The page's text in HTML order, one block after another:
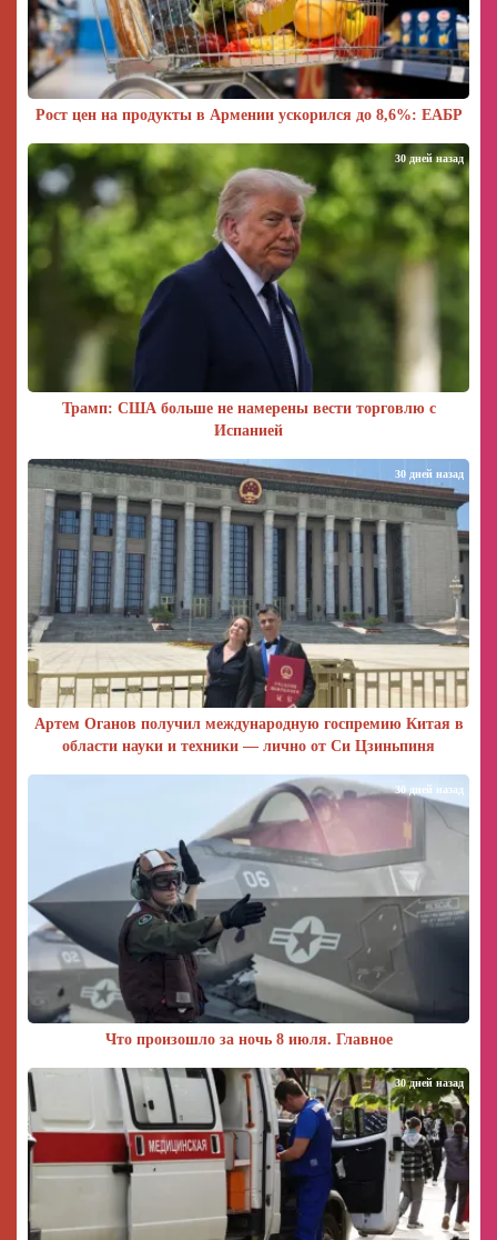
Рост цен на продукты в Армении ускорился до 8,6%: ЕАБР
Трамп: США больше не намерены вести торговлю с
Испанией
30 дней назад
Артем Оганов получил международную госпремию Китая в
области науки и техники — лично от Си Цзиньпиня
30 дней назад
Что произошло за ночь 8 июля. Главное
30 дней назад
30 дней назад